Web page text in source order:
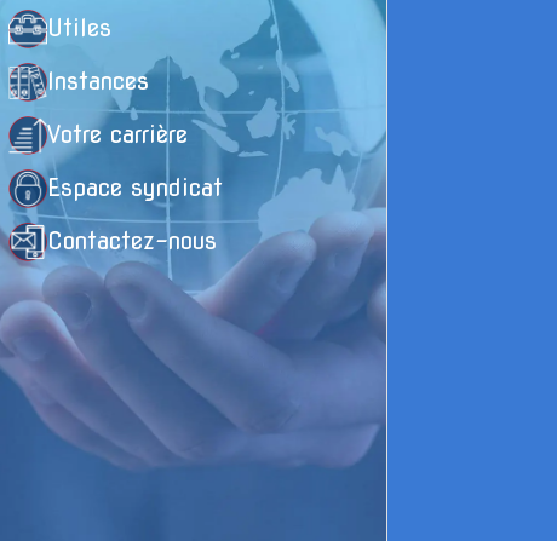
Utiles
Instances
Votre carrière
Espace syndicat
Contactez-nous